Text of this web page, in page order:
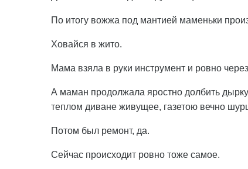
По итогу вожжа под мантией маменьки
Ховайся в жито.
Мама взяла в руки инструмент и ровно
А маман продолжала яростно долбить
теплом диване живущее, газетою вечно
Потом был ремонт, да.
Сейчас происходит ровно тоже самое.